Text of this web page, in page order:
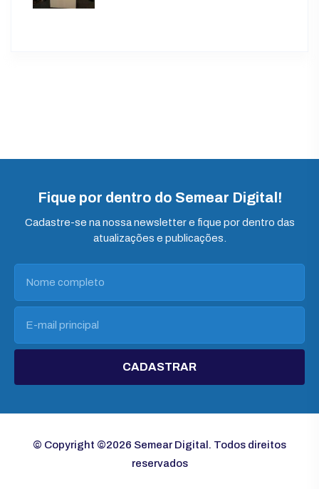
Fique por dentro do Semear Digital!
Cadastre-se na nossa newsletter e fique por dentro das
atualizações e publicações.
CADASTRAR
© Copyright ©2026 Semear Digital. Todos direitos
reservados